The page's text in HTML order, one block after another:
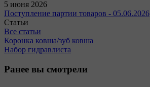
5 июня 2026
Поступление партии товаров - 05.06.2026
Статьи
Все статьи
Коронка ковша/зуб ковша
Набор гидравлиста
Ранее вы смотрели